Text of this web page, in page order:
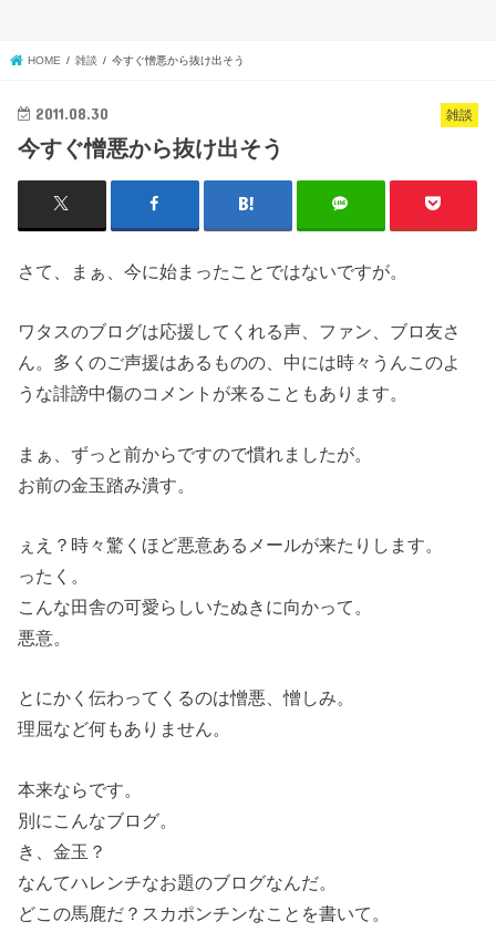
HOME 雑談 今すぐ憎悪から抜け出そう
雑談
2011.08.30
今すぐ憎悪から抜け出そう
さて、まぁ、今に始まったことではないですが。
ワタスのブログは応援してくれる声、ファン、ブロ友さ
ん。多くのご声援はあるものの、中には時々うんこのよ
うな誹謗中傷のコメントが来ることもあります。
まぁ、ずっと前からですので慣れましたが。
お前の金玉踏み潰す。
ぇえ？時々驚くほど悪意あるメールが来たりします。
ったく。
こんな田舎の可愛らしいたぬきに向かって。
悪意。
とにかく伝わってくるのは憎悪、憎しみ。
理屈など何もありません。
本来ならです。
別にこんなブログ。
き、金玉？
なんてハレンチなお題のブログなんだ。
どこの馬鹿だ？スカポンチンなことを書いて。